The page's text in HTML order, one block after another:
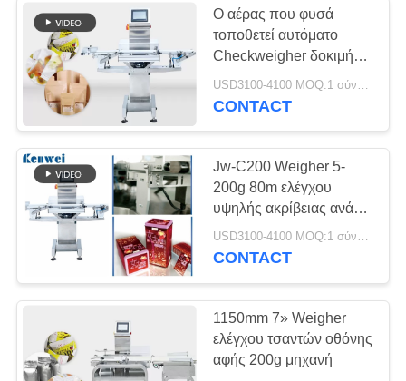
POLICY
Ο αέρας που φυσά
τοποθετεί αυτόματο
Checkweigher δοκιμής
σε σάκκο 155g
USD3100-4100 MOQ:1 σύνολο
CONTACT
Jw-C200 Weigher 5-
200g 80m ελέγχου
υψηλής ακρίβειας ανά
λεπτό
USD3100-4100 MOQ:1 σύνολο
CONTACT
1150mm 7» Weigher
ελέγχου τσαντών οθόνης
αφής 200g μηχανή